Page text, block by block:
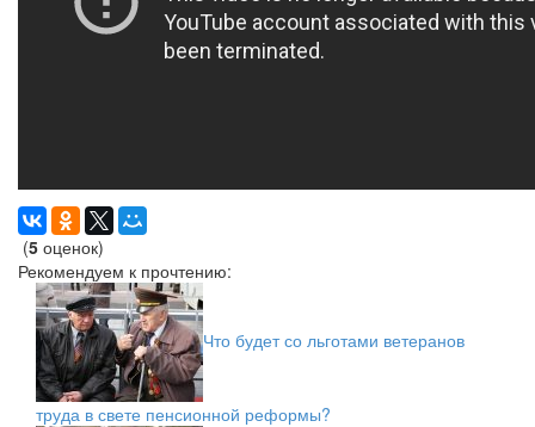
(5 оценок)
Рекомендуем к прочтению:
Что будет со льготами ветеранов
труда в свете пенсионной реформы?